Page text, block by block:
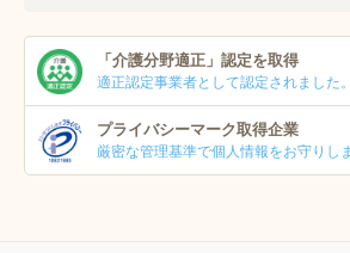
「介護分野適正」 認定を取得
適正認定事業者として認定されました。
プライバシーマーク取得企業
厳密な管理基準で個人情報をお守りし